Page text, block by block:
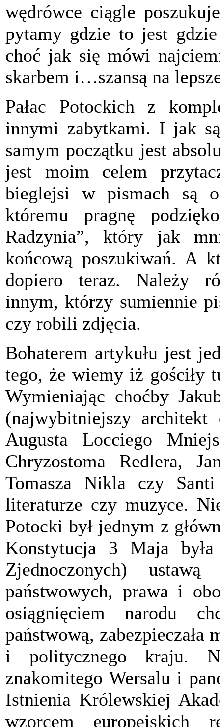
wędrówce ciągle
pytamy gdzie to jest
choć jak się mówi
skarbem i…szansą na
Pałac Potockich z
innymi zabytkami. I jak
samym początku jest
jest moim celem
bieglejsi w pismach są
któremu pragnę
Radzynia”, który jak
końcową poszukiwań. A
dopiero teraz. Należy
innym, którzy sumiennie
czy robili zdjęcia.
Bohaterem artykułu jest
tego, że wiemy iż gościły
Wymieniając choćby
(najwybitniejszy
Augusta Locciego
Chryzostoma Redlera,
Tomasza Nikla czy
literaturze czy muzyce.
Potocki był jednym z
Konstytucja 3 Maja
Zjednoczonych)
państwowych, prawa i
osiągnięciem narodu
państwową, zabezpieczała
i politycznego kraju.
znakomitego Wersalu i
Istnienia Królewskiej
wzorcem europejskich